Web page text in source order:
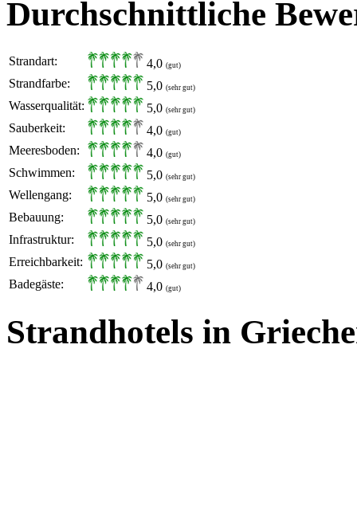
Durchschnittliche
Strandart: 4,0 (gut)
Strandfarbe: 5,0 (sehr gut)
Wasserqualität: 5,0 (sehr gut)
Sauberkeit: 4,0 (gut)
Meeresboden: 4,0 (gut)
Schwimmen: 5,0 (sehr gut)
Wellengang: 5,0 (sehr gut)
Bebauung: 5,0 (sehr gut)
Infrastruktur: 5,0 (sehr gut)
Erreichbarkeit: 5,0 (sehr gut)
Badegäste: 4,0 (gut)
Strandhotels in